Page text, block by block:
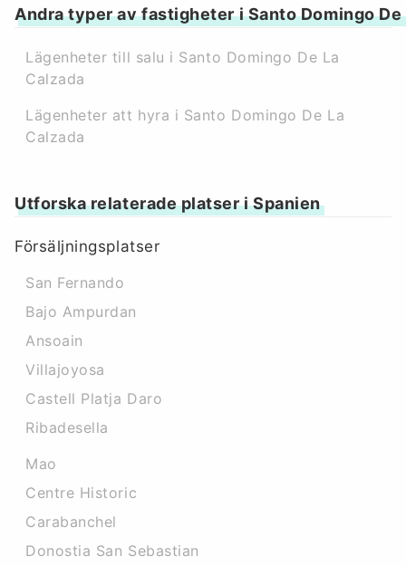
Andra typer av fastigheter i Santo Domingo De
Lägenheter till salu i Santo Domingo De La
Calzada
Lägenheter att hyra i Santo Domingo De La
Calzada
Utforska relaterade platser i Spanien
Försäljningsplatser
San Fernando
Bajo Ampurdan
Ansoain
Villajoyosa
Castell Platja Daro
Ribadesella
Mao
Centre Historic
Carabanchel
Donostia San Sebastian